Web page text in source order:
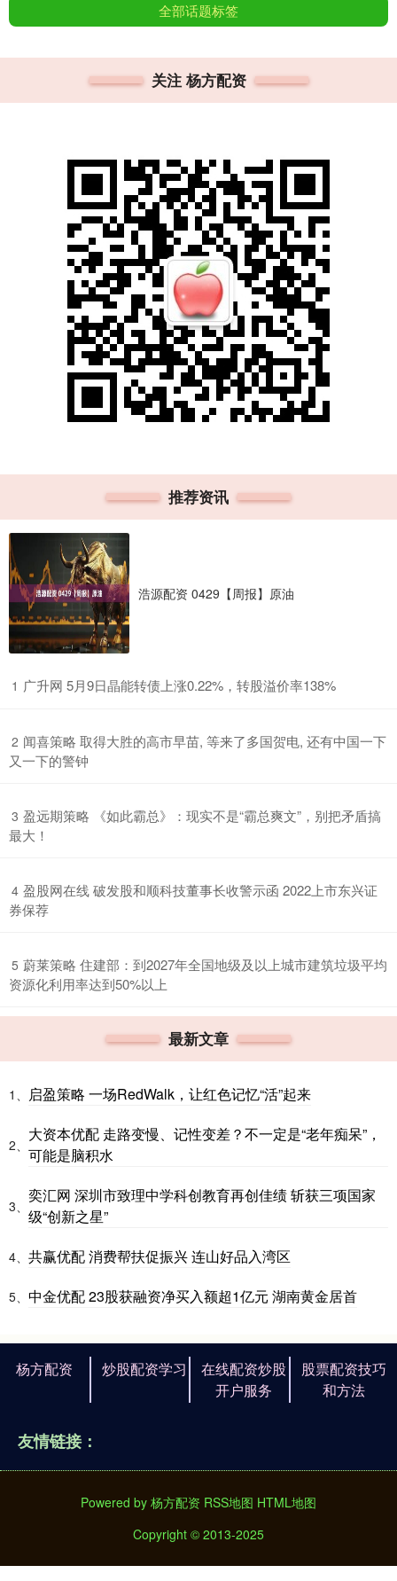
全部话题标签
关注 杨方配资
推荐资讯
浩源配资 0429【周报】原油
1 ​广升网 5月9日晶能转债上涨0.22%，转股溢价率138%
2 ​闻喜策略 取得大胜的高市早苗, 等来了多国贺电, 还有中国一下
又一下的警钟
3 ​盈远期策略 《如此霸总》：现实不是“霸总爽文”，别把矛盾搞
最大！
4 ​盈股网在线 破发股和顺科技董事长收警示函 2022上市东兴证
券保荐
5 ​蔚莱策略 住建部：到2027年全国地级及以上城市建筑垃圾平均
资源化利用率达到50%以上
最新文章
1、 启盈策略 一场RedWalk，让红色记忆“活”起来
2、
大资本优配 走路变慢、记性变差？不一定是“老年痴呆”，
可能是脑积水
3、
奕汇网 深圳市致理中学科创教育再创佳绩 斩获三项国家
级“创新之星”
4、 共赢优配 消费帮扶促振兴 连山好品入湾区
5、 中金优配 23股获融资净买入额超1亿元 湖南黄金居首
杨方配资 炒股配资学习
在线配资炒股
开户服务
股票配资技巧
和方法
友情链接：
Powered by 杨方配资 RSS地图 HTML地图
Copyright © 2013-2025